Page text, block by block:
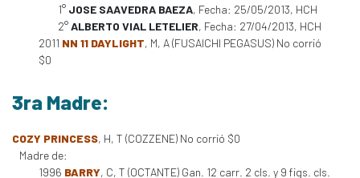
1° JOSE SAAVEDRA BAEZA, Fecha: 25/05/2013, HCH
2°ALBERTO VIAL LETELIER, Fecha: 27/04/2013, HCH
2011 NN 11 DAYLIGHT, M, A (FUSAICHI PEGASUS) No corrió
$0
3ra Madre:
COZY PRINCESS, H, T (COZZENE) No corrió $0
Madre de:
1996 BARRY, C, T (OCTANTE) Gan. 12 carr. 2 cls. y 9 figs. cls.